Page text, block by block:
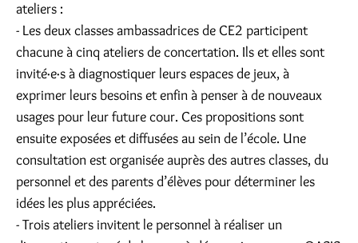
ateliers :
- Les deux classes ambassadrices de CE2 participent
chacune à cinq ateliers de concertation. Ils et elles sont
invité·e·s à diagnostiquer leurs espaces de jeux, à
exprimer leurs besoins et enfin à penser à de nouveaux
usages pour leur future cour. Ces propositions sont
ensuite exposées et diffusées au sein de l’école. Une
consultation est organisée auprès des autres classes, du
personnel et des parents d’élèves pour déterminer les
idées les plus appréciées.
- Trois ateliers invitent le personnel à réaliser un